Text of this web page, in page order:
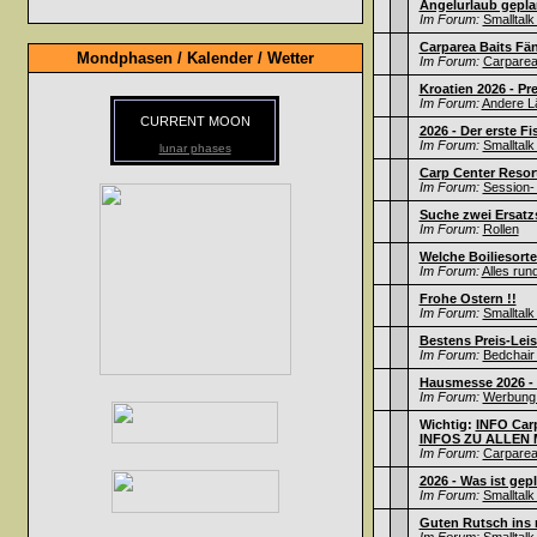
Mondphasen / Kalender / Wetter
CURRENT MOON
lunar phases
Angelurlaub
Im Forum:
Carparea Baits
Im Forum:
Kroatien 2026 -
Im Forum: Andere
2026 - Der erste
Im Forum:
Carp Center
Im Forum: Session-
Suche zwei
Im Forum: Rollen
Welche
Im Forum: Alles
Frohe Ostern !!
Im Forum:
Bestens Preis-
Im Forum:
Hausmesse 2026
Im Forum:
Wichtig: INFO
INFOS ZU ALLEN
Im Forum:
2026 - Was ist
Im Forum:
Guten Rutsch ins